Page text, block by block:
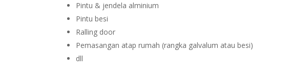
Pintu & jendela alminium
Pintu besi
Ralling door
Pemasangan atap rumah (rangka galvalum atau besi)
dll